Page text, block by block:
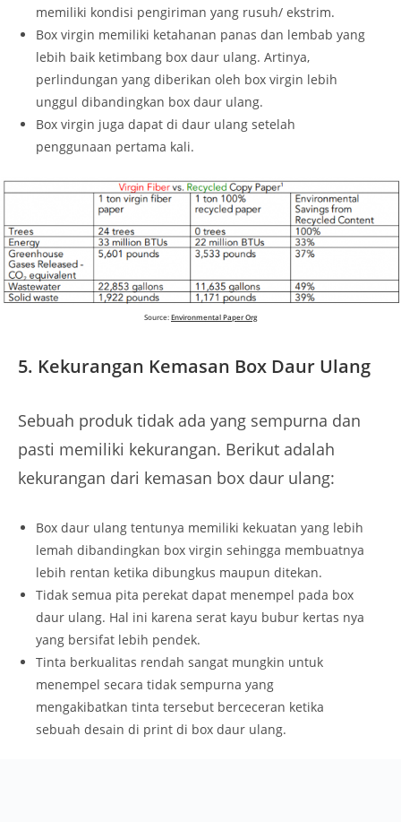
memiliki kondisi pengiriman yang rusuh/ ekstrim.
Box virgin memiliki ketahanan panas dan lembab yang
lebih baik ketimbang box daur ulang. Artinya,
perlindungan yang diberikan oleh box virgin lebih
unggul dibandingkan box daur ulang.
Box virgin juga dapat di daur ulang setelah
penggunaan pertama kali.
Source: Environmental Paper Org
5. Kekurangan Kemasan Box Daur Ulang
Sebuah produk tidak ada yang sempurna dan
pasti memiliki kekurangan. Berikut adalah
kekurangan dari kemasan box daur ulang:
Box daur ulang tentunya memiliki kekuatan yang lebih
lemah dibandingkan box virgin sehingga membuatnya
lebih rentan ketika dibungkus maupun ditekan.
Tidak semua pita perekat dapat menempel pada box
daur ulang. Hal ini karena serat kayu bubur kertas nya
yang bersifat lebih pendek.
Tinta berkualitas rendah sangat mungkin untuk
menempel secara tidak sempurna yang
mengakibatkan tinta tersebut berceceran ketika
sebuah desain di print di box daur ulang.